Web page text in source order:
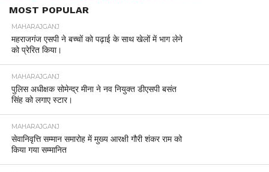
MOST POPULAR
MAHARAJGANJ
महराजगंज एसपी ने बच्चों को पढ़ाई के साथ खेलों में भाग लेने
को प्रेरित किया।
MAHARAJGANJ
पुलिस अधीक्षक सोमेन्द्र मीना ने नव नियुक्त डीएसपी बसंत
सिंह को लगाए स्टार।
MAHARAJGANJ
सेवानिवृत्ति सम्मान समारोह में मुख्य आरक्षी गौरी शंकर राम को
किया गया सम्मानित